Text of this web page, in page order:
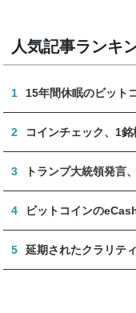
人気記事ランキ
1 15年間休眠のビット
2 コインチェック、1
3 トランプ大統領発言
4 ビットコインの
5 延期されたクラリテ